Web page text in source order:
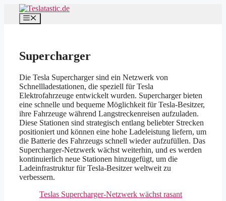
Inhalt
springen
Menü
Supercharger
Die Tesla Supercharger sind ein Netzwerk von
Schnellladestationen, die speziell für Tesla
Elektrofahrzeuge entwickelt wurden. Supercharger bieten
eine schnelle und bequeme Möglichkeit für Tesla-Besitzer,
ihre Fahrzeuge während Langstreckenreisen aufzuladen.
Diese Stationen sind strategisch entlang beliebter Strecken
positioniert und können eine hohe Ladeleistung liefern, um
die Batterie des Fahrzeugs schnell wieder aufzufüllen. Das
Supercharger-Netzwerk wächst weiterhin, und es werden
kontinuierlich neue Stationen hinzugefügt, um die
Ladeinfrastruktur für Tesla-Besitzer weltweit zu
verbessern.
Teslas Supercharger-Netzwerk wächst rasant